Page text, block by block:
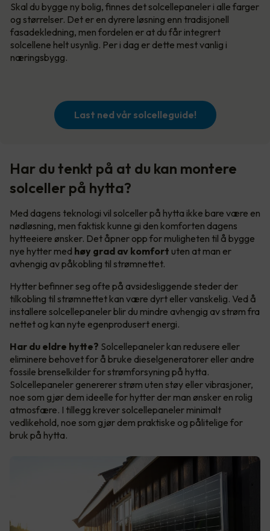
Skal du bygge ny bolig, finnes det solcellepaneler i alle farger
og størrelser. Det er en dyrere løsning enn tradisjonell
fasadekledning, men fordelen er at du får integrert
solcellene helt usynlig. Per i dag er dette mest vanlig i
næringsbygg.
Last ned vår solcelleguide!
Har du tenkt på at du kan montere
solceller på hytta?
Med dagens teknologi vil solceller på hytta ikke bare være en
nødløsning, men faktisk kunne gi den komforten dagens
hytteeiere ønsker. Det åpner opp for muligheten til å bygge
nye hytter med høy grad av komfort uten at man er
avhengig av påkobling til strømnettet.
Hytter befinner seg ofte på avsidesliggende steder der
tilkobling til strømnettet kan være dyrt eller vanskelig. Ved å
installere solcellepaneler blir du mindre avhengig av strøm fra
nettet og kan nyte egenprodusert energi.
Har du eldre hytte? Solcellepaneler kan redusere eller
eliminere behovet for å bruke dieselgeneratorer eller andre
fossile brenselkilder for strømforsyning på hytta.
Solcellepaneler genererer strøm uten støy eller vibrasjoner,
noe som gjør dem ideelle for hytter der man ønsker en rolig
atmosfære. I tillegg krever solcellepaneler minimalt
vedlikehold, noe som gjør dem praktiske og pålitelige for
bruk på hytta.